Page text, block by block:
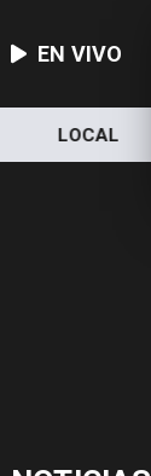
EN VIVO
LOCAL